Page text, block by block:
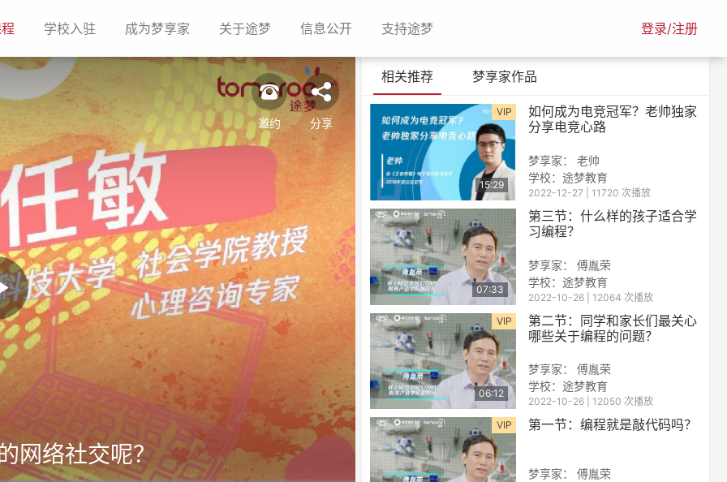
(current)学校入驻(current)成为梦享家(current)关于途梦(current)信息公开(current)支持途梦(current) 登录/注册
网络社交呢？
邀约 分享
相关推荐 梦享家作品
VIP
15:29
如何成为电竞冠军？老帅独家
分享电竞心路
梦享家： 老帅
学校： 途梦教育
2022-12-27 | 11720 次播放
07:33
第三节：什么样的孩子适合学
习编程？
梦享家： 傅胤荣
学校： 途梦教育
2022-10-26 | 12064 次播放
VIP
06:12
第二节：同学和家长们最关心
哪些关于编程的问题？
梦享家： 傅胤荣
学校： 途梦教育
2022-10-26 | 12050 次播放
VIP
第一节：编程就是敲代码吗？
梦享家： 傅胤荣